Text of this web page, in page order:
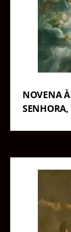
NOVENA
SENHORA,